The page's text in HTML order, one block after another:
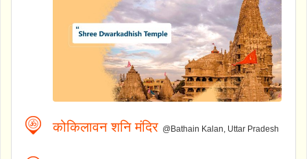
कोकिलावन शनि मंदिर @Bathain Kalan, Uttar Pradesh